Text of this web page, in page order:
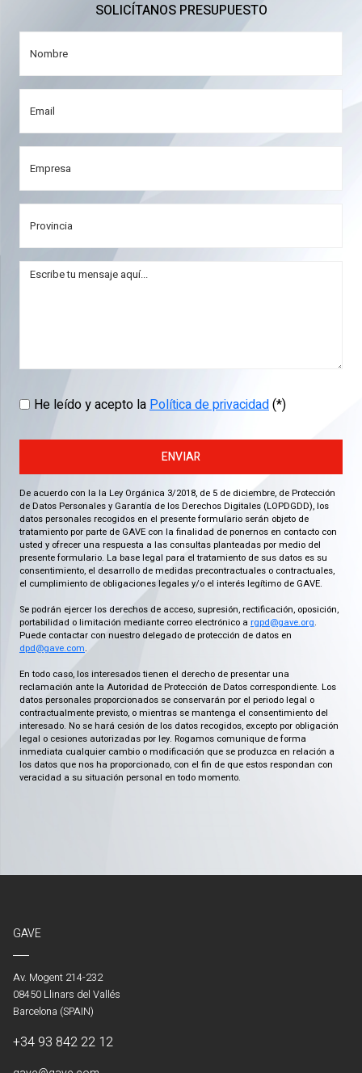
SOLICÍTANOS PRESUPUESTO
He leído y acepto la Política de privacidad(*)
ENVIAR
De acuerdo con la la Ley Orgánica 3/2018, de 5 de diciembre, de Protección
de Datos Personales y Garantía de los Derechos Digitales (LOPDGDD), los
datos personales recogidos en el presente formulario serán objeto de
tratamiento por parte de GAVE con la finalidad de ponernos en contacto con
usted y ofrecer una respuesta a las consultas planteadas por medio del
presente formulario. La base legal para el tratamiento de sus datos es su
consentimiento, el desarrollo de medidas precontractuales o contractuales,
el cumplimiento de obligaciones legales y/o el interés legítimo de GAVE.
Se podrán ejercer los derechos de acceso, supresión, rectificación, oposición,
portabilidad o limitación mediante correo electrónico a rgpd@gave.org.
Puede contactar con nuestro delegado de protección de datos en
dpd@gave.com.
En todo caso, los interesados tienen el derecho de presentar una
reclamación ante la Autoridad de Protección de Datos correspondiente. Los
datos personales proporcionados se conservarán por el periodo legal o
contractualmente previsto, o mientras se mantenga el consentimiento del
interesado. No se hará cesión de los datos recogidos, excepto por obligación
legal o cesiones autorizadas por ley. Rogamos comunique de forma
inmediata cualquier cambio o modificación que se produzca en relación a
los datos que nos ha proporcionado, con el fin de que estos respondan con
veracidad a su situación personal en todo momento.
GAVE
Av. Mogent 214-232
08450 Llinars del Vallés
Barcelona (SPAIN)
+34 93 842 22 12